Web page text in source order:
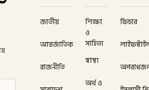
জাতীয়
আন্তর্জাতিক
রাজনীতি
শিক্ষা
ও
সাহিত্য
স্বাস্থ্য
অর্থ ও
ফিচার